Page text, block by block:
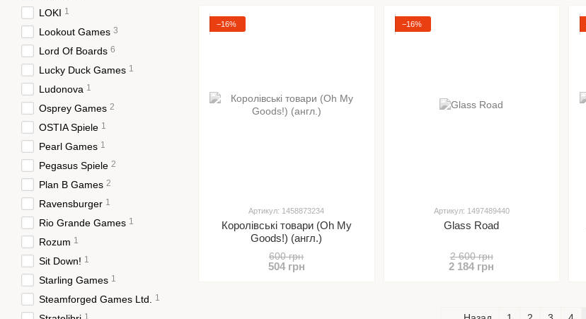
−16%
Артикул: 1458873234
Королівські товари (Oh My
Goods!) (англ.)
600 грн
504 грн
−16%
Артикул: 1497489440
Glass Road
2 600 грн
2 184 грн
LOKI 1
Lookout Games 3
Lord Of Boards 6
Lucky Duck Games 1
Ludonova 1
Osprey Games 2
OSTIA Spiele 1
Pearl Games 1
Pegasus Spiele 2
Plan B Games 2
Ravensburger 1
Rio Grande Games 1
Rozum 1
Sit Down! 1
Starling Games 1
Steamforged Games Ltd. 1
1